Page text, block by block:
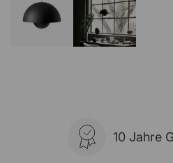
10 Jahre